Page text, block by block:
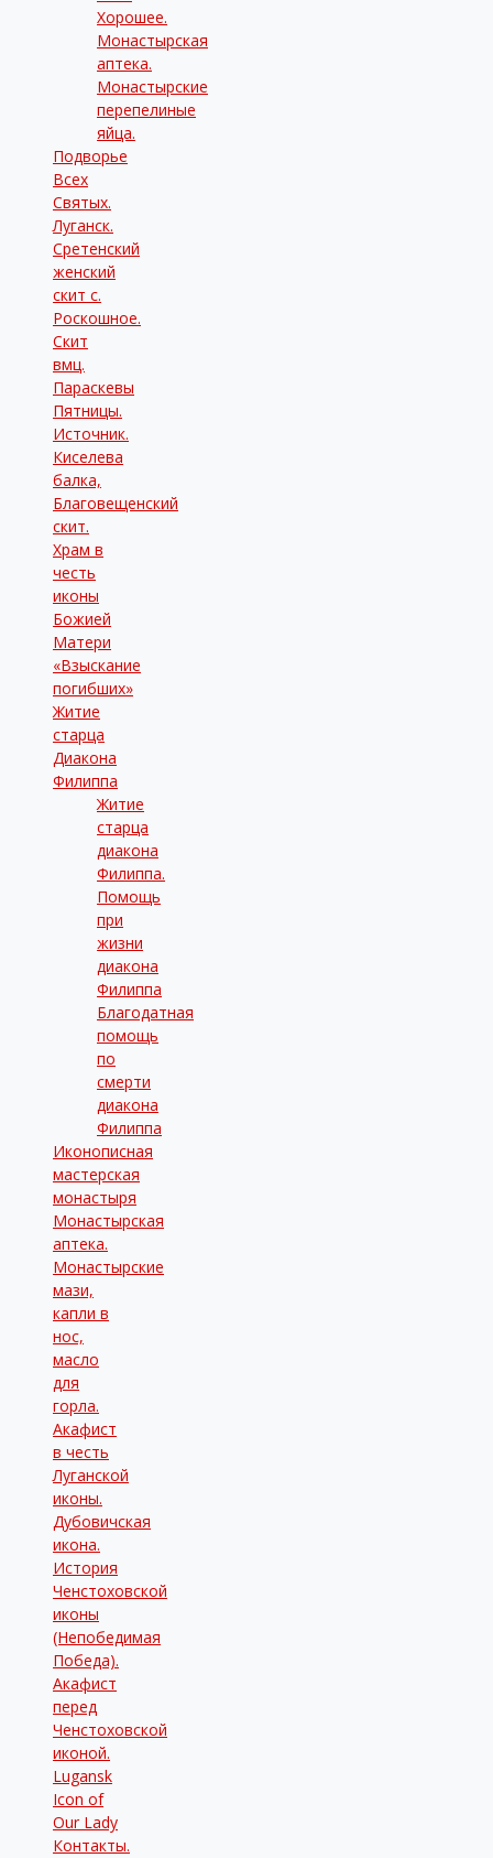
Хорошее.
Монастырская
аптека.
Монастырские
перепелиные
яйца.
Подворье
Всех
Святых.
Луганск.
Сретенский
женский
скит с.
Роскошное.
Скит
вмц.
Параскевы
Пятницы.
Источник.
Киселева
балка,
Благовещенский
скит.
Храм в
честь
иконы
Божией
Матери
«Взыскание
погибших»
Житие
старца
Диакона
Филиппа
Житие
старца
диакона
Филиппа.
Помощь
при
жизни
диакона
Филиппа
Благодатная
помощь
по
смерти
диакона
Филиппа
Иконописная
мастерская
монастыря
Монастырская
аптека.
Монастырские
мази,
капли в
нос,
масло
для
горла.
Акафист
в честь
Луганской
иконы.
Дубовичская
икона.
История
Ченстоховской
иконы
(Непобедимая
Победа).
Акафист
перед
Ченстоховской
иконой.
Lugansk
Icon of
Our Lady
Контакты.